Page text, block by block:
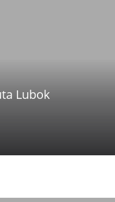
Lubok